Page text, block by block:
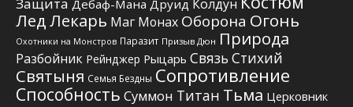
Защита Дебаф-Мана Друид Колдун
ЛедЛекарь Маг Монах Оборона Огонь
Охотники на Монстров Паразит Призыв Дюн Природа
Разбойник Рейнджер Рыцарь Связь Стихий
Святыня Семья Бездны Сопротивление
Способность Суммон Титан Тьма Церковник